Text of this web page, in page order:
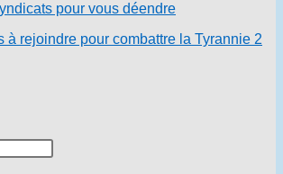
pour vous déendre
à rejoindre pour combattre la Tyrannie 2
Press